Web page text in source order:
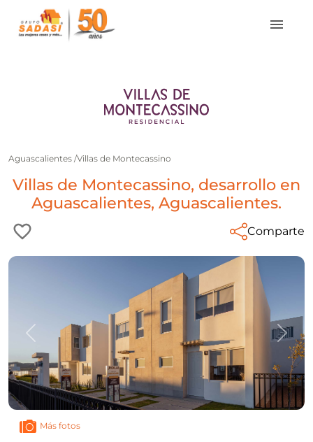
Aguascalientes /Villas de Montecassino
Villas de Montecassino, desarrollo en
Aguascalientes, Aguascalientes.
Comparte
Anterior
Más fotos